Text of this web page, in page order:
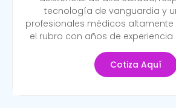
tecnología de vanguardia y
profesionales médicos
el rubro con años de
Cotiza Aquí